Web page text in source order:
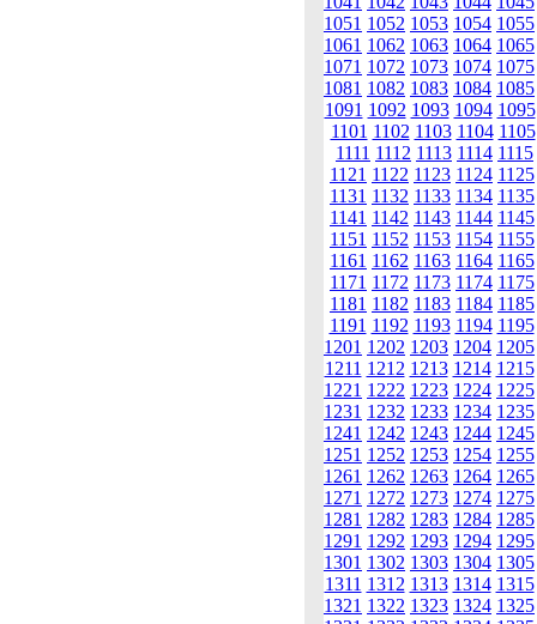
1051 1052 1053 1054 1055
1061 1062 1063 1064 1065
1071 1072 1073 1074 1075
1081 1082 1083 1084 1085
1091 1092 1093 1094 1095
1101 1102 1103 1104 1105
1111 1112 1113 1114 1115
1121 1122 1123 1124 1125
1131 1132 1133 1134 1135
1141 1142 1143 1144 1145
1151 1152 1153 1154 1155
1161 1162 1163 1164 1165
1171 1172 1173 1174 1175
1181 1182 1183 1184 1185
1191 1192 1193 1194 1195
1201 1202 1203 1204 1205
1211 1212 1213 1214 1215
1221 1222 1223 1224 1225
1231 1232 1233 1234 1235
1241 1242 1243 1244 1245
1251 1252 1253 1254 1255
1261 1262 1263 1264 1265
1271 1272 1273 1274 1275
1281 1282 1283 1284 1285
1291 1292 1293 1294 1295
1301 1302 1303 1304 1305
1311 1312 1313 1314 1315
1321 1322 1323 1324 1325